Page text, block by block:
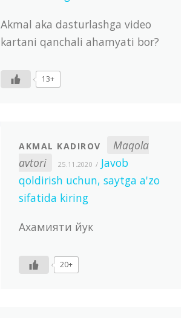
Akmal aka dasturlashga video
kartani qanchali ahamyati bor?
13+
AKMAL KADIROV
Maqola
avtori
25.11.2020
Javob
qoldirish uchun, saytga a'zo
sifatida kiring
Ахамияти йук
20+